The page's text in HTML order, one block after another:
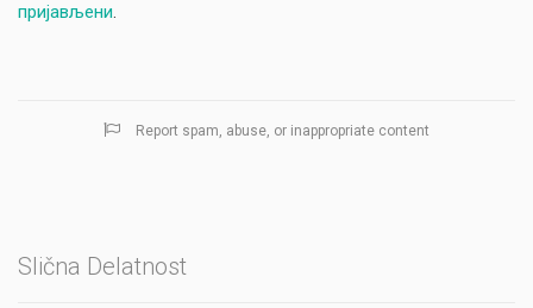
пријављени.
Report spam, abuse, or inappropriate content
Slična Delatnost